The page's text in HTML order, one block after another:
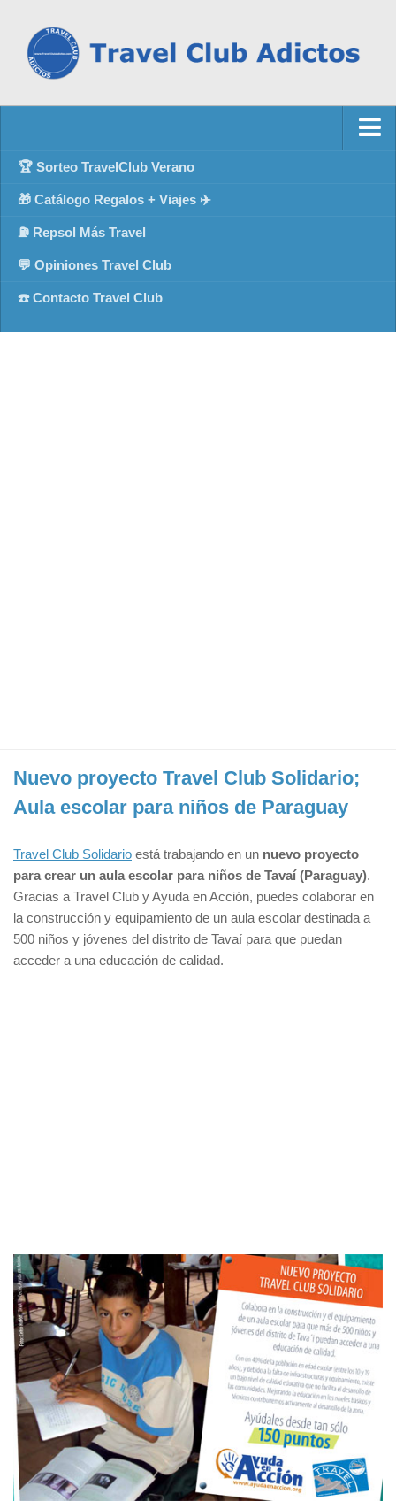
🏆 Sorteo TravelClub Verano
🎁 Catálogo Regalos + Viajes ✈️
⛽ Repsol Más Travel
💬 Opiniones Travel Club
☎️ Contacto Travel Club
Nuevo proyecto Travel Club Solidario;
Aula escolar para niños de Paraguay
Travel Club Solidario está trabajando en un nuevo proyecto
para crear un aula escolar para niños de Tavaí (Paraguay).
Gracias a Travel Club y Ayuda en Acción, puedes colaborar en
la construcción y equipamiento de un aula escolar destinada a
500 niños y jóvenes del distrito de Tavaí para que puedan
acceder a una educación de calidad.